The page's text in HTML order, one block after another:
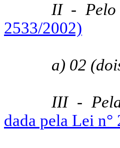
II - Pelo
2533/2002)
a) 02
III -
dada pela Lei n°